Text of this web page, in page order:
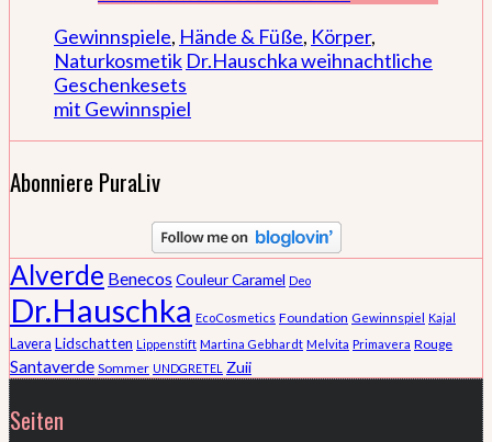
Gewinnspiele, Hände & Füße, Körper,
Naturkosmetik Dr.Hauschka weihnachtliche
Geschenkesets
mit Gewinnspiel
Abonniere PuraLiv
Alverde BenecosCouleur Caramel Deo
Dr.Hauschka EcoCosmetics Foundation Gewinnspiel Kajal
Lavera Lidschatten Lippenstift Martina Gebhardt Melvita Primavera Rouge
Santaverde Sommer UNDGRETEL Zuii
Seiten